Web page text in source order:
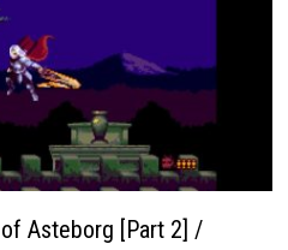
Asteborg [Part 2] /